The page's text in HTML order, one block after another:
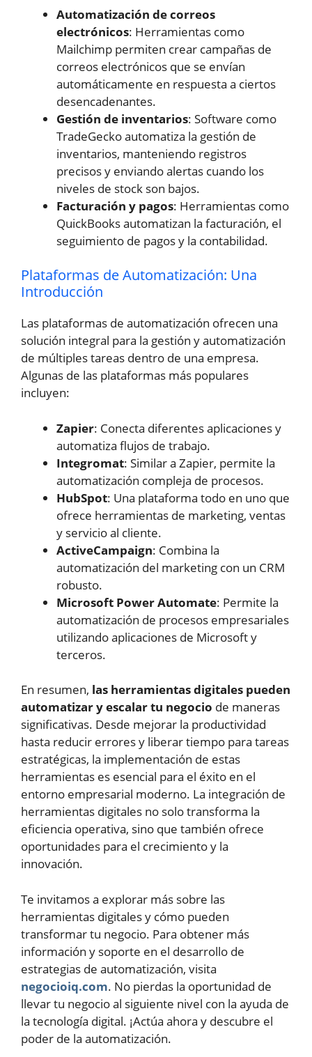
Automatización de correos
electrónicos: Herramientas como
Mailchimp permiten crear campañas de
correos electrónicos que se envían
automáticamente en respuesta a ciertos
desencadenantes.
Gestión de inventarios: Software como
TradeGecko automatiza la gestión de
inventarios, manteniendo registros
precisos y enviando alertas cuando los
niveles de stock son bajos.
Facturación y pagos: Herramientas como
QuickBooks automatizan la facturación, el
seguimiento de pagos y la contabilidad.
Plataformas de Automatización: Una
Introducción
Las plataformas de automatización ofrecen una
solución integral para la gestión y automatización
de múltiples tareas dentro de una empresa.
Algunas de las plataformas más populares
incluyen:
Zapier: Conecta diferentes aplicaciones y
automatiza flujos de trabajo.
Integromat: Similar a Zapier, permite la
automatización compleja de procesos.
HubSpot: Una plataforma todo en uno que
ofrece herramientas de marketing, ventas
y servicio al cliente.
ActiveCampaign: Combina la
automatización del marketing con un CRM
robusto.
Microsoft Power Automate: Permite la
automatización de procesos empresariales
utilizando aplicaciones de Microsoft y
terceros.
En resumen, las herramientas digitales pueden
automatizar y escalar tu negocio de maneras
significativas. Desde mejorar la productividad
hasta reducir errores y liberar tiempo para tareas
estratégicas, la implementación de estas
herramientas es esencial para el éxito en el
entorno empresarial moderno. La integración de
herramientas digitales no solo transforma la
eficiencia operativa, sino que también ofrece
oportunidades para el crecimiento y la
innovación.
Te invitamos a explorar más sobre las
herramientas digitales y cómo pueden
transformar tu negocio. Para obtener más
información y soporte en el desarrollo de
estrategias de automatización, visita
negocioiq.com. No pierdas la oportunidad de
llevar tu negocio al siguiente nivel con la ayuda de
la tecnología digital. ¡Actúa ahora y descubre el
poder de la automatización.